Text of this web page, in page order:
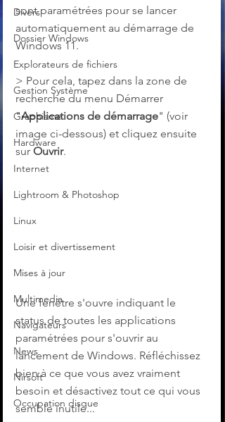
Divers
Dossier Windows
Explorateurs de fichiers
Gestion Système
Graphisme
Hardware
Internet
Lightroom & Photoshop
Linux
Loisir et divertissement
Mises à jour
Multimedia
Navigateurs
News
Nirsoft
Occupation disque
sont paramétrées pour se lancer
automatiquement au démarrage de
Windows 11.
> Pour cela, tapez dans la zone de
recherche du menu Démarrer
"Applications de démarrage" (voir
image ci-dessous) et cliquez ensuite
sur Ouvrir.
Une fenêtre s'ouvre indiquant le
status de toutes les applications
paramétrées pour s'ouvrir au
lancement de Windows. Réfléchissez
bien à ce que vous avez vraiment
besoin et désactivez tout ce qui vous
semble inutile...